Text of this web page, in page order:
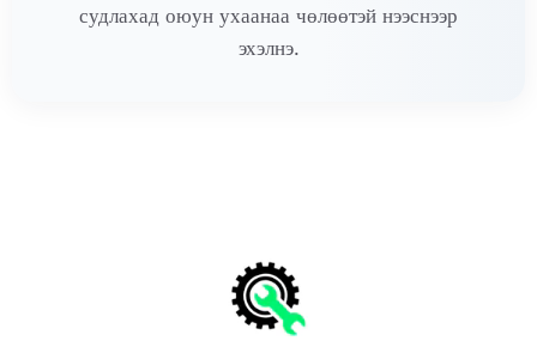
судлахад оюун ухаанаа чөлөөтэй нээснээр
эхэлнэ.